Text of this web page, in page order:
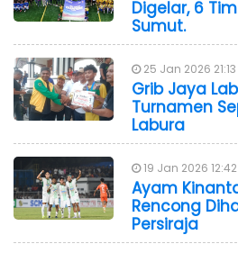
Digelar, 6
Sumut.
25 Jan 2026 21:13
Grib Jaya
Turnamen
Labura
19 Jan 2026 12:42
Ayam
Rencong
Persiraja